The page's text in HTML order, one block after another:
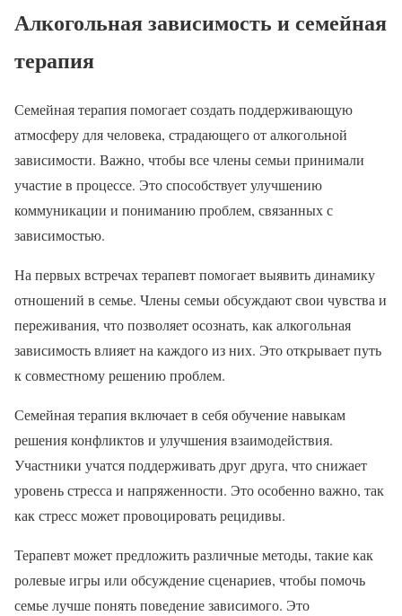
Алкогольная зависимость и семейная
терапия
Семейная терапия помогает создать поддерживающую
атмосферу для человека, страдающего от алкогольной
зависимости. Важно, чтобы все члены семьи принимали
участие в процессе. Это способствует улучшению
коммуникации и пониманию проблем, связанных с
зависимостью.
На первых встречах терапевт помогает выявить динамику
отношений в семье. Члены семьи обсуждают свои чувства и
переживания, что позволяет осознать, как алкогольная
зависимость влияет на каждого из них. Это открывает путь
к совместному решению проблем.
Семейная терапия включает в себя обучение навыкам
решения конфликтов и улучшения взаимодействия.
Участники учатся поддерживать друг друга, что снижает
уровень стресса и напряженности. Это особенно важно, так
как стресс может провоцировать рецидивы.
Терапевт может предложить различные методы, такие как
ролевые игры или обсуждение сценариев, чтобы помочь
семье лучше понять поведение зависимого. Это